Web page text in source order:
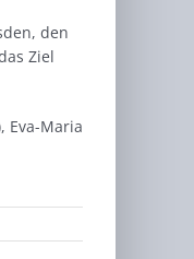
den
Ziel
Eva-Maria